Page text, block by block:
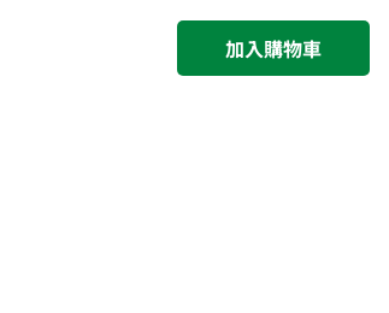
加入購物車